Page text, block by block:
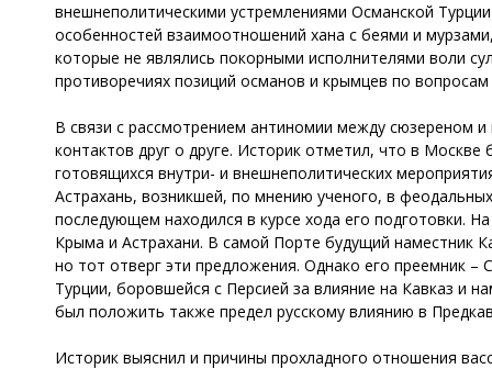
внешнеполитическими устремлениями Османской
особенностей взаимоотношений хана с беями и
которые не являлись покорными исполнителями воли
противоречиях позиций османов и крымцев по
В связи с рассмотрением антиномии между сюзереном
контактов друг о друге. Историк отметил, что в
готовящихся внутри- и внешнеполитических
Астрахань, возникшей, по мнению ученого, в
последующем находился в курсе хода его подготовки.
Крыма и Астрахани. В самой Порте будущий наместник
но тот отверг эти предложения. Однако его преемник –
Турции, боровшейся с Персией за влияние на Кавказ и
был положить также предел русскому влиянию в
Историк выяснил и причины прохладного отношения